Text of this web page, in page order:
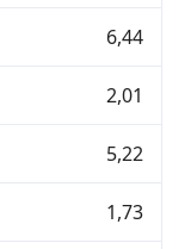
6,44
2,01
5,22
1,73